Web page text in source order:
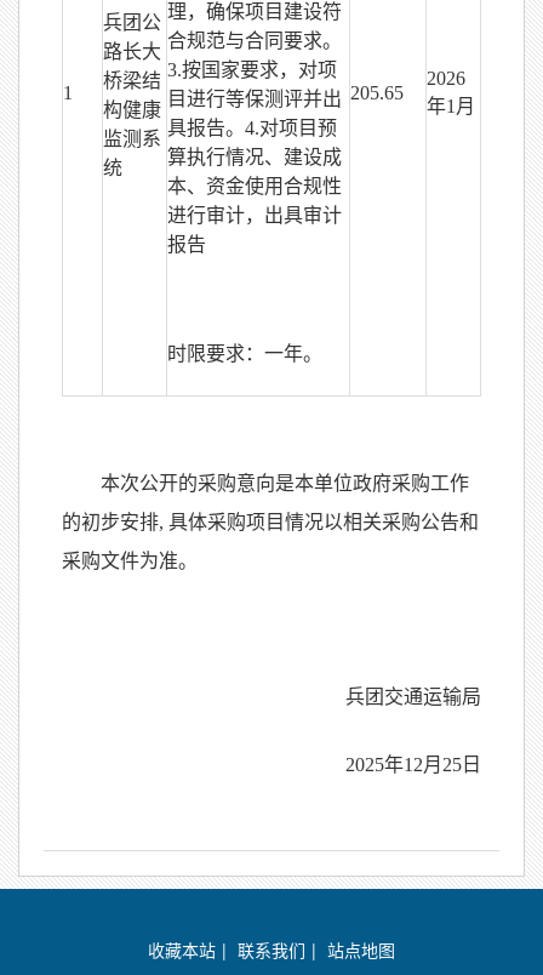
1
兵团公
路长大
桥梁结
构健康
监测系
统
理，确保项目建设符
合规范与合同要求。
3.按国家要求，对项
目进行等保测评并出
具报告。4.对项目预
算执行情况、建设成
本、资金使用合规性
进行审计，出具审计
报告
时限要求：一年。
205.65
2026
年1月
本次公开的采购意向是本单位政府采购工作
的初步安排, 具体采购项目情况以相关采购公告和
采购文件为准。
兵团交通运输局
2025年12月25日
收藏本站 | 联系我们 | 站点地图